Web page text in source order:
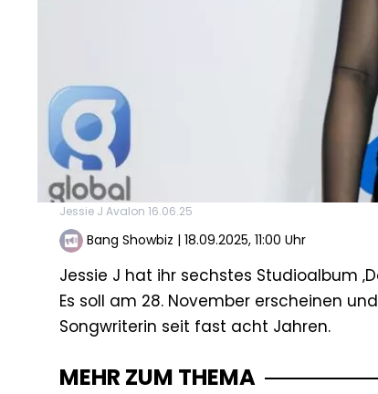
Jessie J Avalon 16.06.25
Bang Showbiz | 18.09.2025, 11:00 Uhr
Jessie J hat ihr sechstes Studioalbum
Es soll am 28. November erscheinen
Songwriterin seit fast acht Jahren.
MEHR ZUM THEMA